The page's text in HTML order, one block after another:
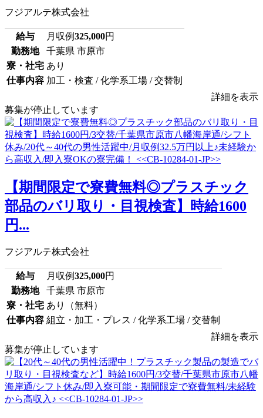
フジアルテ株式会社
給与 月収例325,000円
勤務地
千葉県 市原市
寮・社宅 あり
仕事内容 加工・検査 / 化学系工場 / 交替制
詳細を表示
募集が停止しています
【期間限定で寮費無料◎プラスチック
部品のバリ取り・目視検査】時給1600
円...
フジアルテ株式会社
給与 月収例325,000円
勤務地
千葉県 市原市
寮・社宅 あり（無料）
仕事内容 組立・加工・プレス / 化学系工場 / 交替制
詳細を表示
募集が停止しています